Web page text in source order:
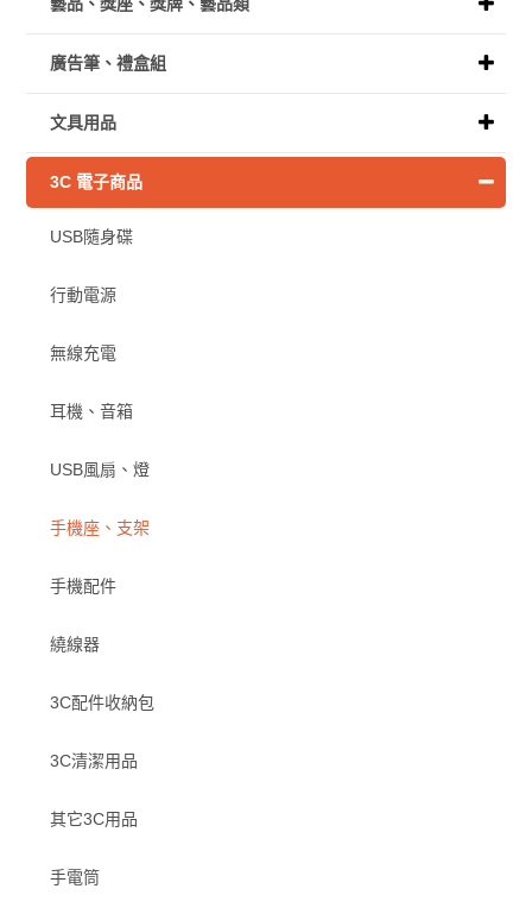
廣告筆、禮盒組
文具用品
3C 電子商品
USB隨身碟
行動電源
無線充電
耳機、音箱
USB風扇、燈
手機座、支架
手機配件
繞線器
3C配件收納包
3C清潔用品
其它3C用品
手電筒